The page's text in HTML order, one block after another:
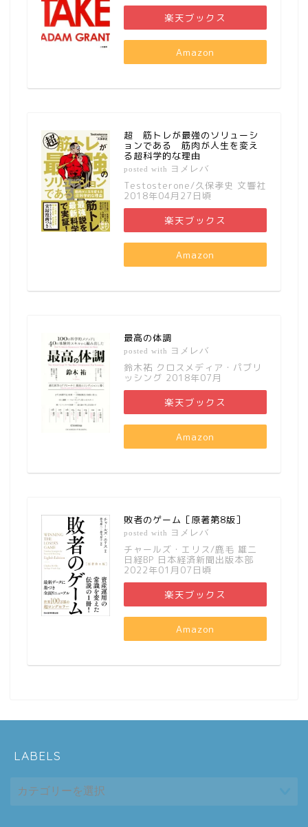
楽天ブックス
Amazon
超 筋トレが最強のソリューシ
ョンである 筋肉が人生を変え
る超科学的な理由
posted with ヨメレバ
Testosterone/久保孝史 文響社
2018年04月27日頃
楽天ブックス
Amazon
最高の体調
posted with ヨメレバ
鈴木祐 クロスメディア・パブリ
ッシング 2018年07月
楽天ブックス
Amazon
敗者のゲーム［原著第8版］
posted with ヨメレバ
チャールズ・エリス/鹿毛 雄二
日経BP 日本経済新聞出版本部
2022年01月07日頃
楽天ブックス
Amazon
LABELS